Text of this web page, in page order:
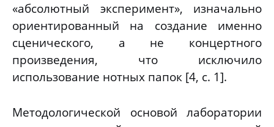
«абсолютный эксперимент», изначально
ориентированный на создание именно
сценического, а не концертного
произведения, что исключило
использование нотных папок [4, с. 1].
Методологической основой лаборатории